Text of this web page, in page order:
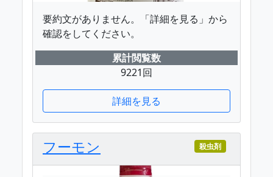
要約文がありません。「詳細を見る」から
確認をしてください。
累計閲覧数
9221回
詳細を見る
フーモン 殺虫剤